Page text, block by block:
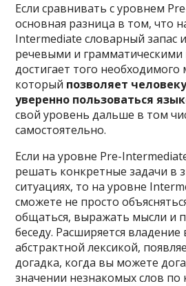
Если сравнивать с уровнем
основная разница в том, что
Intermediate словарный запас
речевыми и грамматическими
достигает того
который позволяет
уверенно пользоваться
свой уровень дальше в том
самостоятельно.
Если на уровне Pre-
решать конкретные задачи в
ситуациях, то на уровне
сможете не просто
общаться, выражать мысли и
беседу. Расширяется владение
абстрактной лексикой,
догадка, когда вы можете
значении незнакомых слов по